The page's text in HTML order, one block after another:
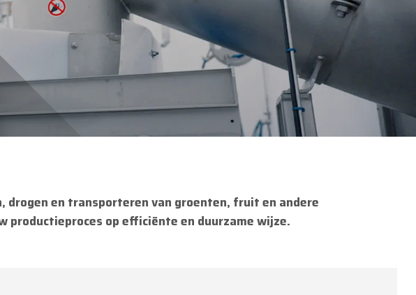
drogen en transporteren van groenten, fruit en andere
op efficiënte en duurzame wijze.